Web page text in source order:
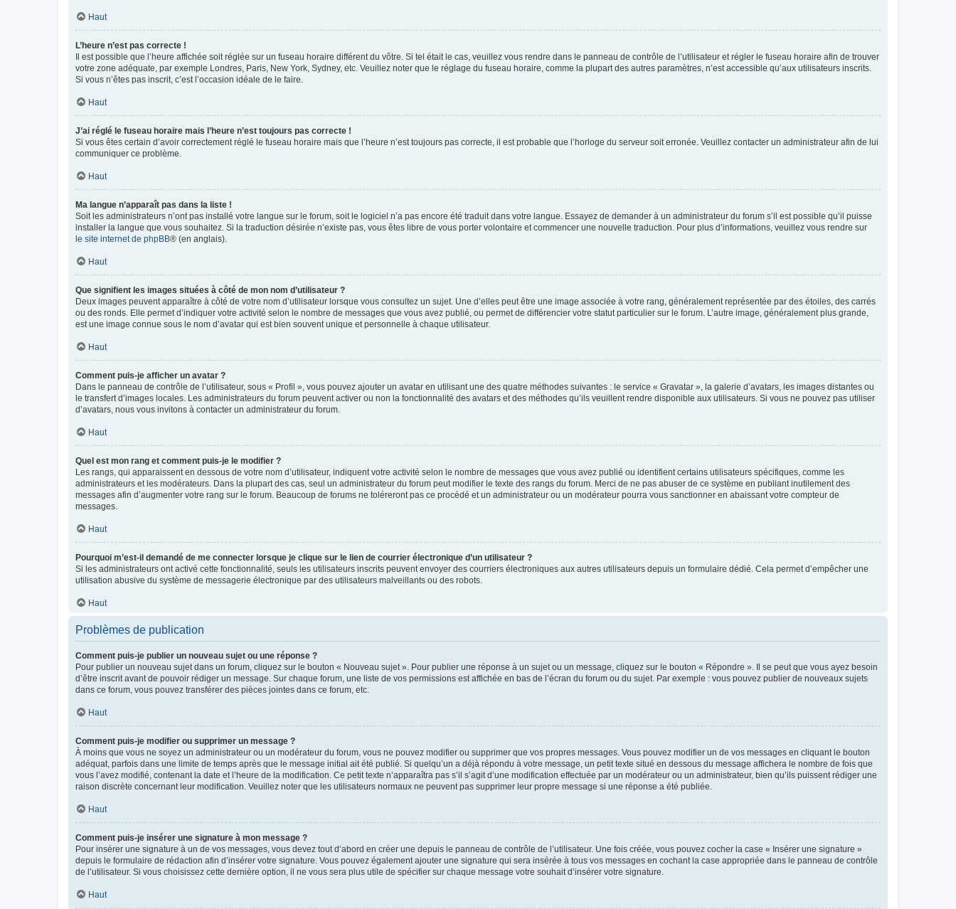
Haut
L’heure n’est pas correcte !
Il est possible que l’heure affichée soit réglée sur un fuseau horaire différent du vôtre. Si tel était le cas, veuillez vous rendre dans le panneau de contrôle de l’utilisateur et régler le fuseau horaire afin de trouver
votre zone adéquate, par exemple Londres, Paris, New York, Sydney, etc. Veuillez noter que le réglage du fuseau horaire, comme la plupart des autres paramètres, n’est accessible qu’aux utilisateurs inscrits.
Si vous n’êtes pas inscrit, c’est l’occasion idéale de le faire.
Haut
J’ai réglé le fuseau horaire mais l’heure n’est toujours pas correcte !
Si vous êtes certain d’avoir correctement réglé le fuseau horaire mais que l’heure n’est toujours pas correcte, il est probable que l’horloge du serveur soit erronée. Veuillez contacter un administrateur afin de lui
communiquer ce problème.
Haut
Ma langue n’apparaît pas dans la liste !
Soit les administrateurs n’ont pas installé votre langue sur le forum, soit le logiciel n’a pas encore été traduit dans votre langue. Essayez de demander à un administrateur du forum s’il est possible qu’il puisse
installer la langue que vous souhaitez. Si la traduction désirée n’existe pas, vous êtes libre de vous porter volontaire et commencer une nouvelle traduction. Pour plus d’informations, veuillez vous rendre sur
le site internet de phpBB® (en anglais).
Haut
Que signifient les images situées à côté de mon nom d’utilisateur ?
Deux images peuvent apparaître à côté de votre nom d’utilisateur lorsque vous consultez un sujet. Une d’elles peut être une image associée à votre rang, généralement représentée par des étoiles, des carrés
ou des ronds. Elle permet d’indiquer votre activité selon le nombre de messages que vous avez publié, ou permet de différencier votre statut particulier sur le forum. L’autre image, généralement plus grande,
est une image connue sous le nom d’avatar qui est bien souvent unique et personnelle à chaque utilisateur.
Haut
Comment puis-je afficher un avatar ?
Dans le panneau de contrôle de l’utilisateur, sous « Profil », vous pouvez ajouter un avatar en utilisant une des quatre méthodes suivantes : le service « Gravatar », la galerie d’avatars, les images distantes ou
le transfert d’images locales. Les administrateurs du forum peuvent activer ou non la fonctionnalité des avatars et des méthodes qu’ils veuillent rendre disponible aux utilisateurs. Si vous ne pouvez pas utiliser
d’avatars, nous vous invitons à contacter un administrateur du forum.
Haut
Quel est mon rang et comment puis-je le modifier ?
Les rangs, qui apparaissent en dessous de votre nom d’utilisateur, indiquent votre activité selon le nombre de messages que vous avez publié ou identifient certains utilisateurs spécifiques, comme les
administrateurs et les modérateurs. Dans la plupart des cas, seul un administrateur du forum peut modifier le texte des rangs du forum. Merci de ne pas abuser de ce système en publiant inutilement des
messages afin d’augmenter votre rang sur le forum. Beaucoup de forums ne toléreront pas ce procédé et un administrateur ou un modérateur pourra vous sanctionner en abaissant votre compteur de
messages.
Haut
Pourquoi m’est-il demandé de me connecter lorsque je clique sur le lien de courrier électronique d’un utilisateur ?
Si les administrateurs ont activé cette fonctionnalité, seuls les utilisateurs inscrits peuvent envoyer des courriers électroniques aux autres utilisateurs depuis un formulaire dédié. Cela permet d’empêcher une
utilisation abusive du système de messagerie électronique par des utilisateurs malveillants ou des robots.
Haut
Problèmes de publication
Comment puis-je publier un nouveau sujet ou une réponse ?
Pour publier un nouveau sujet dans un forum, cliquez sur le bouton « Nouveau sujet ». Pour publier une réponse à un sujet ou un message, cliquez sur le bouton « Répondre ». Il se peut que vous ayez besoin
d’être inscrit avant de pouvoir rédiger un message. Sur chaque forum, une liste de vos permissions est affichée en bas de l’écran du forum ou du sujet. Par exemple : vous pouvez publier de nouveaux sujets
dans ce forum, vous pouvez transférer des pièces jointes dans ce forum, etc.
Haut
Comment puis-je modifier ou supprimer un message ?
À moins que vous ne soyez un administrateur ou un modérateur du forum, vous ne pouvez modifier ou supprimer que vos propres messages. Vous pouvez modifier un de vos messages en cliquant le bouton
adéquat, parfois dans une limite de temps après que le message initial ait été publié. Si quelqu’un a déjà répondu à votre message, un petit texte situé en dessous du message affichera le nombre de fois que
vous l’avez modifié, contenant la date et l’heure de la modification. Ce petit texte n’apparaîtra pas s’il s’agit d’une modification effectuée par un modérateur ou un administrateur, bien qu’ils puissent rédiger une
raison discrète concernant leur modification. Veuillez noter que les utilisateurs normaux ne peuvent pas supprimer leur propre message si une réponse a été publiée.
Haut
Comment puis-je insérer une signature à mon message ?
Pour insérer une signature à un de vos messages, vous devez tout d’abord en créer une depuis le panneau de contrôle de l’utilisateur. Une fois créée, vous pouvez cocher la case « Insérer une signature »
depuis le formulaire de rédaction afin d’insérer votre signature. Vous pouvez également ajouter une signature qui sera insérée à tous vos messages en cochant la case appropriée dans le panneau de contrôle
de l’utilisateur. Si vous choisissez cette dernière option, il ne vous sera plus utile de spécifier sur chaque message votre souhait d’insérer votre signature.
Haut